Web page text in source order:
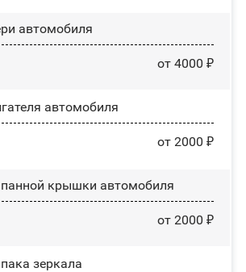
автомобиля
от 4000 ₽
автомобиля
от 2000 ₽
крышки автомобиля
от 2000 ₽
зеркала